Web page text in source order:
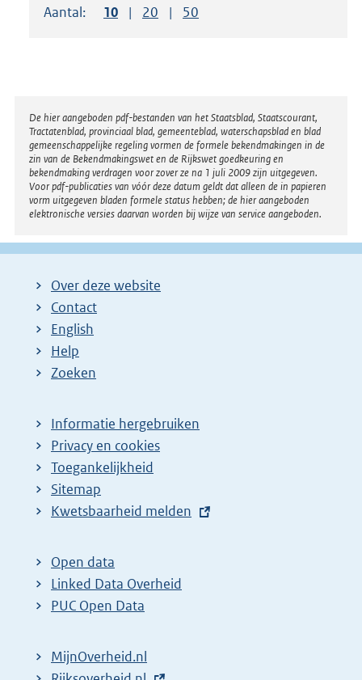
Aantal:
Toon
10 resultaten per pagina
Toon
20 resultaten per pagina
Toon
50
Disclaimer
De hier aangeboden pdf-bestanden van het Staatsblad, Staatscourant,
Tractatenblad, provinciaal blad, gemeenteblad, waterschapsblad en blad
gemeenschappelijke regeling vormen de formele bekendmakingen in de
zin van de Bekendmakingswet en de Rijkswet goedkeuring en
bekendmaking verdragen voor zover ze na 1 juli 2009 zijn uitgegeven.
Voor pdf-publicaties van vóór deze datum geldt dat alleen de in papieren
vorm uitgegeven bladen formele status hebben; de hier aangeboden
elektronische versies daarvan worden bij wijze van service aangeboden.
Over deze website
Contact
English
Help
Zoeken
Informatie hergebruiken
Privacy en cookies
Toegankelijkheid
Sitemap
E
t
e
r
l
Kwetsbaarheid melden
Open data
Linked Data Overheid
PUC Open Data
MijnOverheid.nl